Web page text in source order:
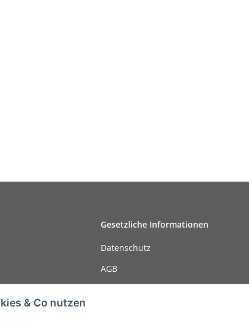
Gesetzliche Informationen
Datenschutz
AGB
& Co nutzen